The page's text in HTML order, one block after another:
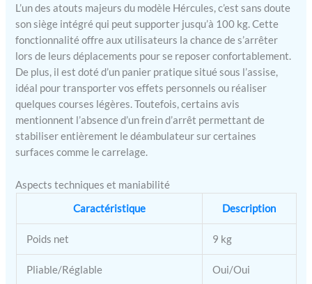
sans pour autant qu'il
perde sa résistance
SÉCURITÉ : la sécurité est
assurée grâce au système
de freinage activé aux
poignées lors de
l'utilisation de ce
déambulateur à roulettes
PORTES ET COFFRE: Ce
déambulateur a une
largeur totale de 57 cm, il
portes de largeur standard
de 62.5 cm. De plus,
comme ce déambulateur
replié ne mesure que 38
cm, il peut être transporté
dans le coffre de votre
voiture. Veillez à vérifier
L’un des atouts majeurs du modèle Hércules, c’est sans doute
son siège intégré qui peut supporter jusqu’à 100 kg. Cette
fonctionnalité offre aux utilisateurs la chance de s’arrêter
lors de leurs déplacements pour se reposer confortablement.
De plus, il est doté d’un panier pratique situé sous l’assise,
idéal pour transporter vos effets personnels ou réaliser
quelques courses légères. Toutefois, certains avis
mentionnent l’absence d’un frein d’arrêt permettant de
stabiliser entièrement le déambulateur sur certaines
surfaces comme le carrelage.
Aspects techniques et maniabilité
Caractéristique
Description
Poids net 9 kg
Pliable/Réglable Oui/Oui